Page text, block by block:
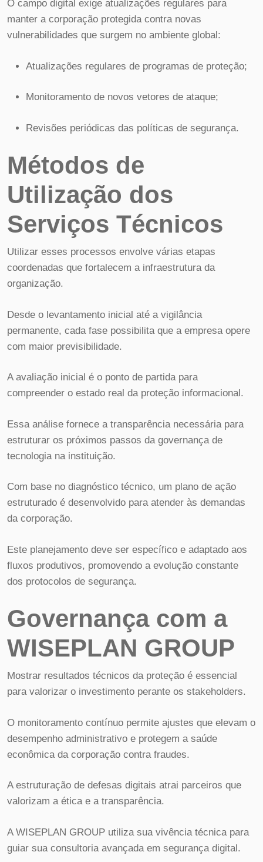
O campo digital exige atualizações regulares para
manter a corporação protegida contra novas
vulnerabilidades que surgem no ambiente global:
Atualizações regulares de programas de proteção;
Monitoramento de novos vetores de ataque;
Revisões periódicas das políticas de segurança.
Métodos de
Utilização dos
Serviços Técnicos
Utilizar esses processos envolve várias etapas
coordenadas que fortalecem a infraestrutura da
organização.
Desde o levantamento inicial até a vigilância
permanente, cada fase possibilita que a empresa opere
com maior previsibilidade.
A avaliação inicial é o ponto de partida para
compreender o estado real da proteção informacional.
Essa análise fornece a transparência necessária para
estruturar os próximos passos da governança de
tecnologia na instituição.
Com base no diagnóstico técnico, um plano de ação
estruturado é desenvolvido para atender às demandas
da corporação.
Este planejamento deve ser específico e adaptado aos
fluxos produtivos, promovendo a evolução constante
dos protocolos de segurança.
Governança com a
WISEPLAN GROUP
Mostrar resultados técnicos da proteção é essencial
para valorizar o investimento perante os stakeholders.
O monitoramento contínuo permite ajustes que elevam o
desempenho administrativo e protegem a saúde
econômica da corporação contra fraudes.
A estruturação de defesas digitais atrai parceiros que
valorizam a ética e a transparência.
A WISEPLAN GROUP utiliza sua vivência técnica para
guiar sua consultoria avançada em segurança digital.